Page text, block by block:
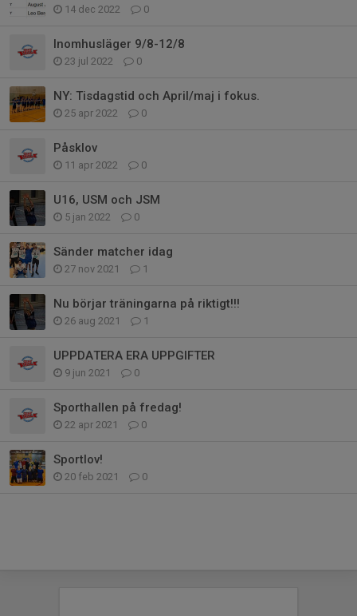
14 dec 2022 0
Inomhusläger 9/8-12/8
23 jul 2022 0
NY: Tisdagstid och April/maj i fokus.
25 apr 2022 0
Påsklov
11 apr 2022 0
U16, USM och JSM
5 jan 2022 0
Sänder matcher idag
27 nov 2021 1
Nu börjar träningarna på riktigt!!!
26 aug 2021 1
UPPDATERA ERA UPPGIFTER
9 jun 2021 0
Sporthallen på fredag!
22 apr 2021 0
Sportlov!
20 feb 2021 0